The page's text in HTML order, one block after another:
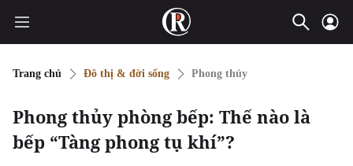
Trang chủ Đô thị & đời sống Phong thủy
Phong thủy phòng bếp: Thế nào là
bếp “Tàng phong tụ khí”?